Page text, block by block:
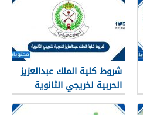
شروط كلية الملك عبدالعزيز
الحربية لخريجي الثانوية
1448